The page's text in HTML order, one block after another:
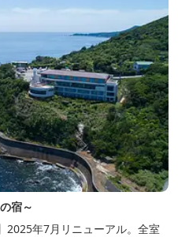
宿～
2025年7月リニューアル。全室